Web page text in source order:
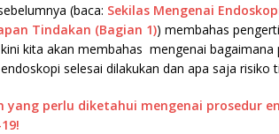
(baca: Sekilas Mengenai
Tindakan (Bagian 1)) membahas
kita akan membahas mengenai
selesai dilakukan dan apa saja risiko
yang perlu diketahui mengenai prosedur